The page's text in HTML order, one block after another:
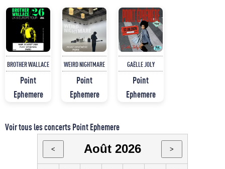
BROTHER WALLACE
Point
Ephemere
WEIRD NIGHTMARE
Point
Ephemere
GAËLLE JOLY
Point
Ephemere
Voir tous les concerts Point Ephemere
< Août 2026 >